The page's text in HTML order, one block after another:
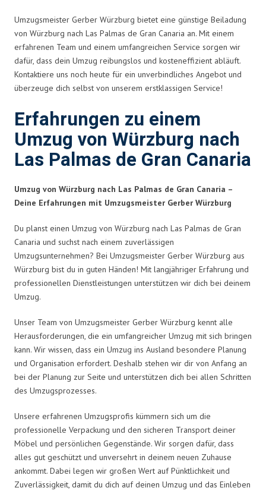
Umzugsmeister Gerber Würzburg bietet eine günstige Beiladung
von Würzburg nach Las Palmas de Gran Canaria an. Mit einem
erfahrenen Team und einem umfangreichen Service sorgen wir
dafür, dass dein Umzug reibungslos und kosteneffizient abläuft.
Kontaktiere uns noch heute für ein unverbindliches Angebot und
überzeuge dich selbst von unserem erstklassigen Service!
Erfahrungen zu einem
Umzug von Würzburg nach
Las Palmas de Gran Canaria
Umzug von Würzburg nach Las Palmas de Gran Canaria –
Deine Erfahrungen mit Umzugsmeister Gerber Würzburg
Du planst einen Umzug von Würzburg nach Las Palmas de Gran
Canaria und suchst nach einem zuverlässigen
Umzugsunternehmen? Bei Umzugsmeister Gerber Würzburg aus
Würzburg bist du in guten Händen! Mit langjähriger Erfahrung und
professionellen Dienstleistungen unterstützen wir dich bei deinem
Umzug.
Unser Team von Umzugsmeister Gerber Würzburg kennt alle
Herausforderungen, die ein umfangreicher Umzug mit sich bringen
kann. Wir wissen, dass ein Umzug ins Ausland besondere Planung
und Organisation erfordert. Deshalb stehen wir dir von Anfang an
bei der Planung zur Seite und unterstützen dich bei allen Schritten
des Umzugsprozesses.
Unsere erfahrenen Umzugsprofis kümmern sich um die
professionelle Verpackung und den sicheren Transport deiner
Möbel und persönlichen Gegenstände. Wir sorgen dafür, dass
alles gut geschützt und unversehrt in deinem neuen Zuhause
ankommt. Dabei legen wir großen Wert auf Pünktlichkeit und
Zuverlässigkeit, damit du dich auf deinen Umzug und das Einleben